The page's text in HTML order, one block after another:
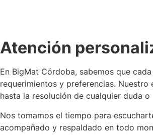
Atención
En BigMat Córdoba, sabemos que
requerimientos y preferencias.
hasta la resolución de cualquier duda
Nos tomamos el tiempo para
acompañado y respaldado en todo